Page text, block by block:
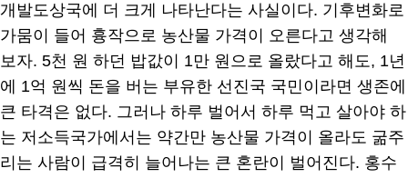
개발도상국에 더 크게 나타난다는 사실이다. 기후변화로
가뭄이 들어 흉작으로 농산물 가격이 오른다고 생각해
보자. 5천 원 하던 밥값이 1만 원으로 올랐다고 해도, 1년
에 1억 원씩 돈을 버는 부유한 선진국 국민이라면 생존에
큰 타격은 없다. 그러나 하루 벌어서 하루 먹고 살아야 하
는 저소득국가에서는 약간만 농산물 가격이 올라도 굶주
리는 사람이 급격히 늘어나는 큰 혼란이 벌어진다. 홍수